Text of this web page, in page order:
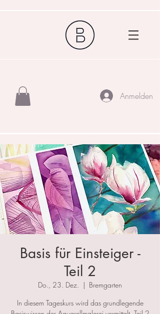
Anmelden
Basis für Einsteiger -
Teil 2
Do., 23. Dez.
  |
Bremgarten
In diesem Tageskurs wird das grundlegende